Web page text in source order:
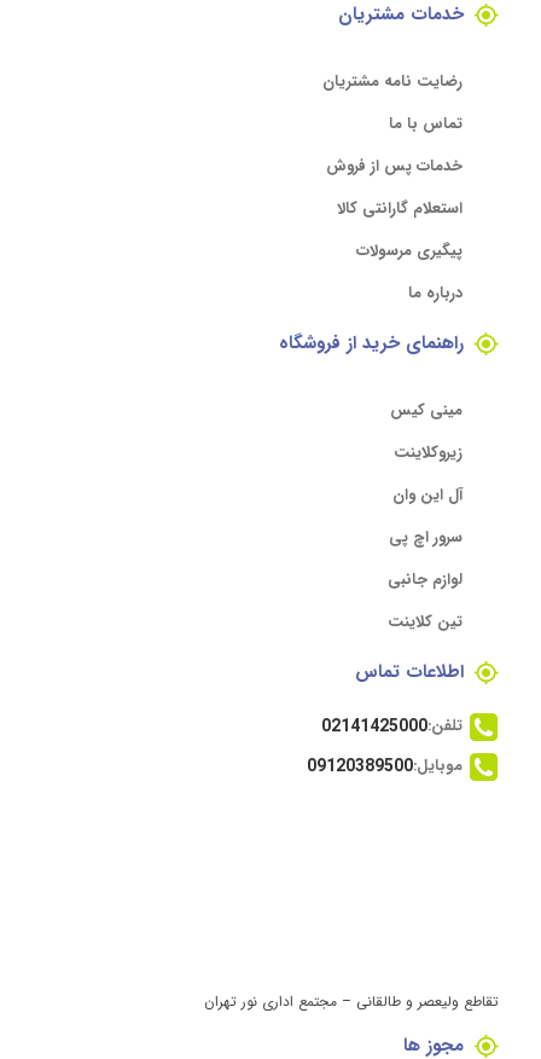
خدمات مشتریان
رضایت نامه مشتریان
تماس با ما
خدمات پس از فروش
استعلام گارانتی کالا
پیگیری مرسولات
درباره ما
راهنمای خرید از فروشگاه
مینی کیس
زیروکلاینت
آل این وان
سرور اچ پی
لوازم جانبی
تین کلاینت
اطلاعات تماس
تلفن:02141425000
موبایل:09120389500
تقاطع ولیعصر و طالقانی – مجتمع اداری نور تهران
مجوز ها